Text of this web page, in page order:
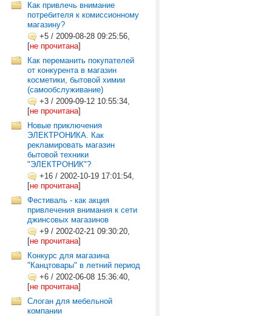
Как привлечь внимание
потребителя к комиссионному
магазину?
+5 / 2009-08-28 09:25:56,
[не прочитана]
Как переманить покупателей
от конкурента в магазин
косметики, бытовой химии
(самообслуживание)
+3 / 2009-09-12 10:55:34,
[не прочитана]
Новые приключения
ЭЛЕКТРОНИКА. Как
рекламировать магазин
бытовой техники
"ЭЛЕКТРОНИК"?
+16 / 2002-10-19 17:01:54,
[не прочитана]
Фестиваль - как акция
привлечения внимания к сети
джинсовых магазинов
+9 / 2002-02-21 09:30:20,
[не прочитана]
Конкурс для магазина
"Канцтовары" в летний период
+6 / 2002-06-08 15:36:40,
[не прочитана]
Слоган для мебельной
компании